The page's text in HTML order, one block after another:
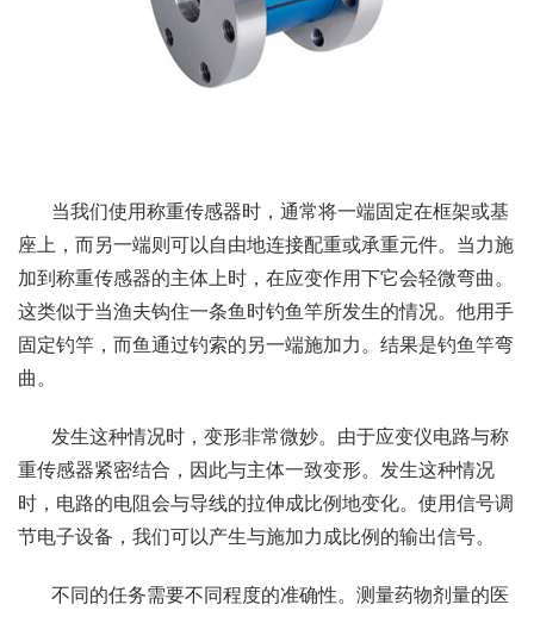
当我们使用称重传感器时，通常将一端固定在框架或基
座上，而另一端则可以自由地连接配重或承重元件。当力施
加到称重传感器的主体上时，在应变作用下它会轻微弯曲。
这类似于当渔夫钩住一条鱼时钓鱼竿所发生的情况。他用手
固定钓竿，而鱼通过钓索的另一端施加力。结果是钓鱼竿弯
曲。
发生这种情况时，变形非常微妙。由于应变仪电路与称
重传感器紧密结合，因此与主体一致变形。发生这种情况
时，电路的电阻会与导线的拉伸成比例地变化。使用信号调
节电子设备，我们可以产生与施加力成比例的输出信号。
不同的任务需要不同程度的准确性。测量药物剂量的医